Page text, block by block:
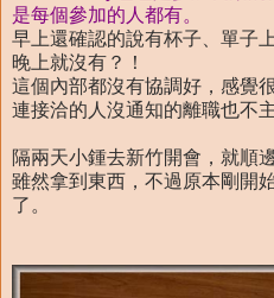
是每個參加的人都有。
早上還確認的說有杯子、單子
晚上就沒有？！
這個內部都沒有協調好，感覺
連接洽的人沒通知的離職也不
隔兩天小鍾去新竹開會，就順
雖然拿到東西，不過原本剛開
了。